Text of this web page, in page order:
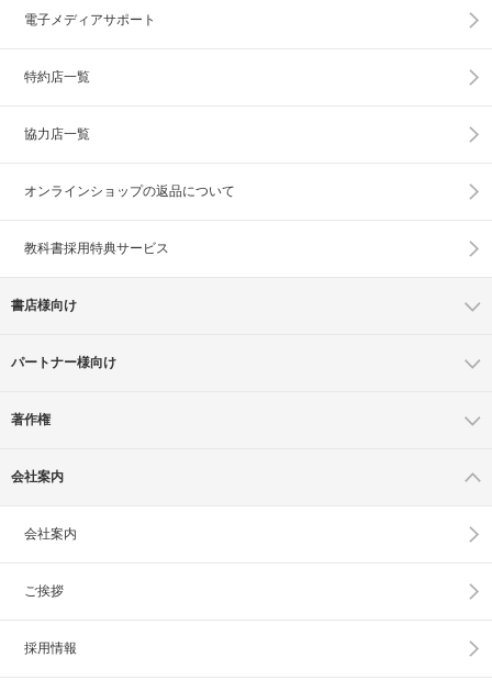
電子メディアサポート
特約店一覧
協力店一覧
オンラインショップの返品について
教科書採用特典サービス
書店様向け
パートナー様向け
著作権
会社案内
会社案内
ご挨拶
採用情報